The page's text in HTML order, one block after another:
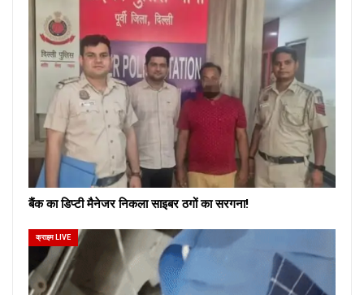
बैंक का डिप्टी मैनेजर निकला साइबर ठगों का सरगना!
क्राइम LIVE